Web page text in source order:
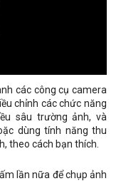
các công cụ camera
chỉnh các chức năng
sâu trường ảnh, và
dùng tính năng thu
theo cách bạn thích.
lần nữa để chụp ảnh